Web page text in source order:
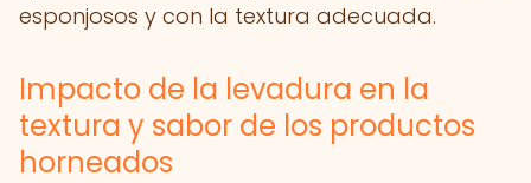
esponjosos y con la textura adecuada.
Impacto de la levadura en la
textura y sabor de los productos
horneados